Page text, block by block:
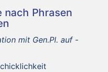
nach Phrasen
mit Gen.Pl. auf -